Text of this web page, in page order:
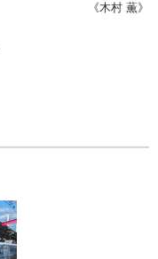
《木村 薫》